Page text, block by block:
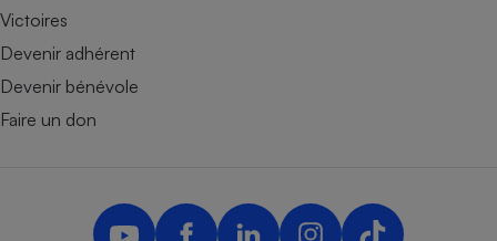
Victoires
Devenir adhérent
Devenir bénévole
Faire un don